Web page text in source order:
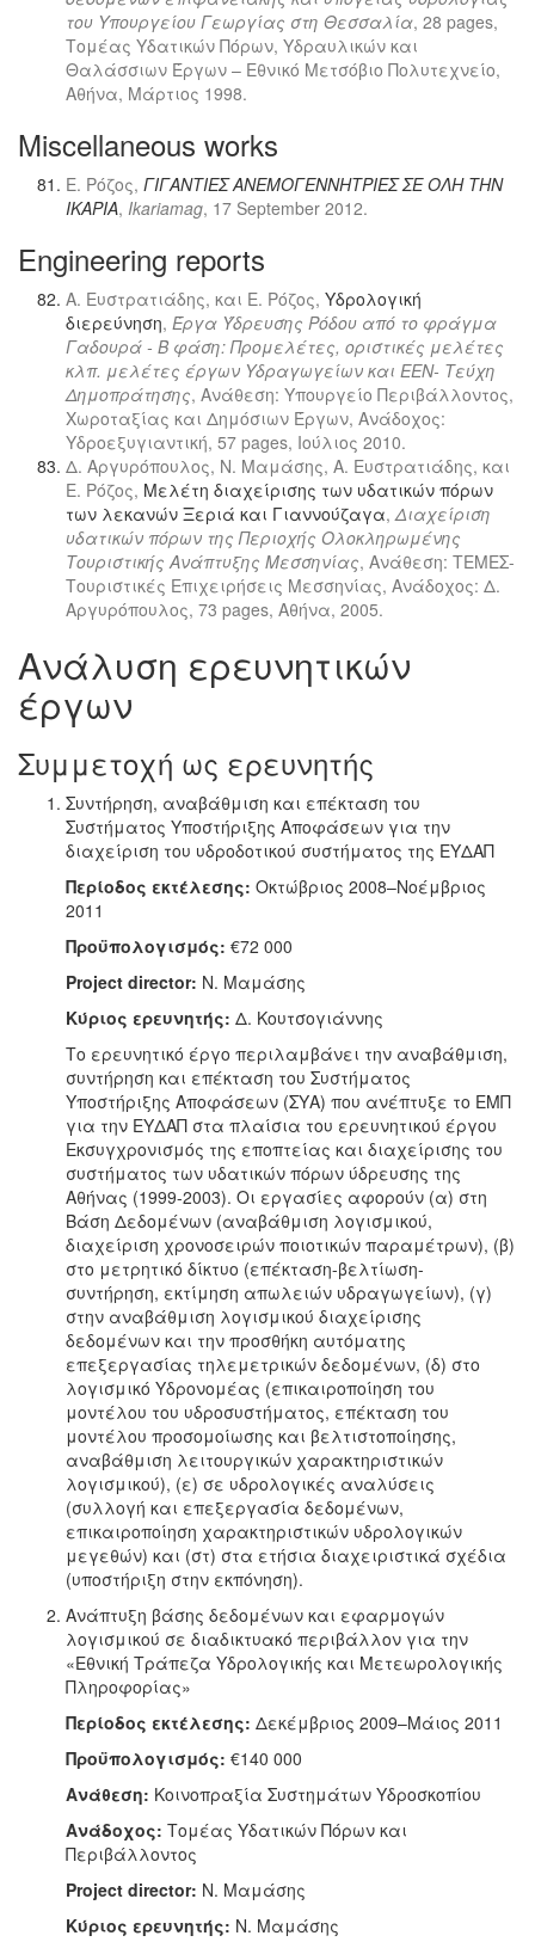
του Υπουργείου Γεωργίας στη Θεσσαλία, 28 pages,
Τομέας Υδατικών Πόρων, Υδραυλικών και
Θαλάσσιων Έργων – Εθνικό Μετσόβιο Πολυτεχνείο,
Αθήνα, Μάρτιος 1998.
Miscellaneous works
Ε. Ρόζος, ΓΙΓΑΝΤΙΕΣ ΑΝΕΜΟΓΕΝΝΗΤΡΙΕΣ ΣΕ ΟΛΗ ΤΗΝ
ΙΚΑΡΙΑ, Ikariamag, 17 September 2012.
Engineering reports
Α. Ευστρατιάδης, και Ε. Ρόζος, Υδρολογική
διερεύνηση, Έργα Ύδρευσης Ρόδου από το φράγμα
Γαδουρά - Β φάση: Προμελέτες, οριστικές μελέτες
κλπ. μελέτες έργων Υδραγωγείων και ΕΕΝ- Τεύχη
Δημοπράτησης, Ανάθεση: Υπουργείο Περιβάλλοντος,
Χωροταξίας και Δημόσιων Έργων, Ανάδοχος:
Υδροεξυγιαντική, 57 pages, Ιούλιος 2010.
Δ. Αργυρόπουλος, Ν. Μαμάσης, Α. Ευστρατιάδης, και
Ε. Ρόζος, Μελέτη διαχείρισης των υδατικών πόρων
των λεκανών Ξεριά και Γιαννούζαγα,Διαχείριση
υδατικών πόρων της Περιοχής Ολοκληρωμένης
Τουριστικής Ανάπτυξης Μεσσηνίας, Ανάθεση: ΤΕΜΕΣ-
Τουριστικές Επιχειρήσεις Μεσσηνίας, Ανάδοχος: Δ.
Αργυρόπουλος, 73 pages, Αθήνα, 2005.
Ανάλυση ερευνητικών
έργων
Συμμετοχή ως ερευνητής
Συντήρηση, αναβάθμιση και επέκταση του
Συστήματος Υποστήριξης Αποφάσεων για την
διαχείριση του υδροδοτικού συστήματος της ΕΥΔΑΠ
Περίοδος εκτέλεσης: Οκτώβριος 2008–Νοέμβριος
2011
Προϋπολογισμός: €72 000
Project director: Ν. Μαμάσης
Κύριος ερευνητής: Δ. Κουτσογιάννης
Το ερευνητικό έργο περιλαμβάνει την αναβάθμιση,
συντήρηση και επέκταση του Συστήματος
Υποστήριξης Αποφάσεων (ΣΥΑ) που ανέπτυξε το ΕΜΠ
για την ΕΥΔΑΠ στα πλαίσια του ερευνητικού έργου
Εκσυγχρονισμός της εποπτείας και διαχείρισης του
συστήματος των υδατικών πόρων ύδρευσης της
Αθήνας (1999-2003). Οι εργασίες αφορούν (α) στη
Βάση Δεδομένων (αναβάθμιση λογισμικού,
διαχείριση χρονοσειρών ποιοτικών παραμέτρων), (β)
στο μετρητικό δίκτυο (επέκταση-βελτίωση-
συντήρηση, εκτίμηση απωλειών υδραγωγείων), (γ)
στην αναβάθμιση λογισμικού διαχείρισης
δεδομένων και την προσθήκη αυτόματης
επεξεργασίας τηλεμετρικών δεδομένων, (δ) στο
λογισμικό Υδρονομέας (επικαιροποίηση του
μοντέλου του υδροσυστήματος, επέκταση του
μοντέλου προσομοίωσης και βελτιστοποίησης,
αναβάθμιση λειτουργικών χαρακτηριστικών
λογισμικού), (ε) σε υδρολογικές αναλύσεις
(συλλογή και επεξεργασία δεδομένων,
επικαιροποίηση χαρακτηριστικών υδρολογικών
μεγεθών) και (στ) στα ετήσια διαχειριστικά σχέδια
(υποστήριξη στην εκπόνηση).
Ανάπτυξη βάσης δεδομένων και εφαρμογών
λογισμικού σε διαδικτυακό περιβάλλον για την
«Εθνική Τράπεζα Υδρολογικής και Μετεωρολογικής
Πληροφορίας»
Περίοδος εκτέλεσης: Δεκέμβριος 2009–Μάιος 2011
Προϋπολογισμός: €140 000
Ανάθεση: Κοινοπραξία Συστημάτων Υδροσκοπίου
Ανάδοχος: Τομέας Υδατικών Πόρων και
Περιβάλλοντος
Project director: Ν. Μαμάσης
Κύριος ερευνητής: Ν. Μαμάσης